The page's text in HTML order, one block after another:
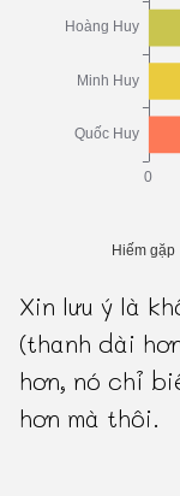
Xin lưu ý là
(thanh dài
hơn, nó chỉ
hơn mà thôi.